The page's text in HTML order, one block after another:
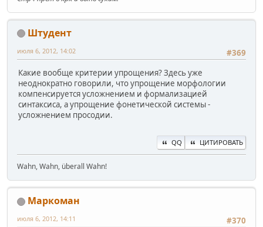
Штудент
#369
июля 6, 2012, 14:02
Какие вообще критерии упрощения? Здесь уже
неоднократно говорили, что упрощение морфологии
компенсируется усложнением и формализацией
синтаксиса, а упрощение фонетической системы -
усложнением просодии.
QQ ЦИТИРОВАТЬ
Wahn, Wahn, überall Wahn!
Маркоман
#370
июля 6, 2012, 14:11